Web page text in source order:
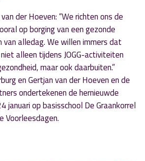
der Hoeven: “We richten ons de
op borging van een gezonde
alledag. We willen immers dat
alleen tijdens JOGG-activiteiten
maar ook daarbuiten.”
en Gertjan van der Hoeven en de
ondertekenen de hernieuwde
januari op basisschool De Graankorrel
Voorleesdagen.